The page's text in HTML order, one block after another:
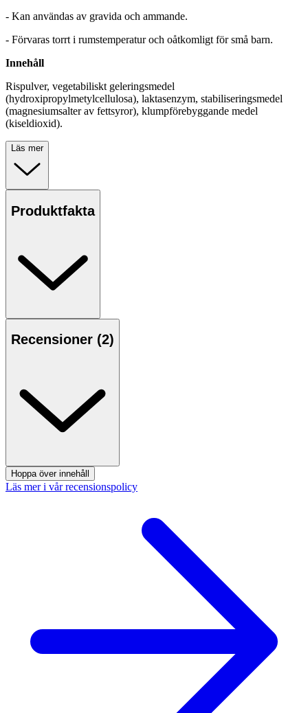
- Kan användas av gravida och ammande.
- Förvaras torrt i rumstemperatur och oåtkomligt för små barn.
Innehåll
Rispulver, vegetabiliskt geleringsmedel
(hydroxipropylmetylcellulosa), laktasenzym, stabiliseringsmedel
(magnesiumsalter av fettsyror), klumpförebyggande medel
(kiseldioxid).
Läs mer
Produktfakta
Recensioner (2)
Hoppa över innehåll
Läs mer i vår recensionspolicy